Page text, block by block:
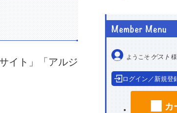
イト」「アルジ
ようこそゲスト 様
ログイン／新規登
カ